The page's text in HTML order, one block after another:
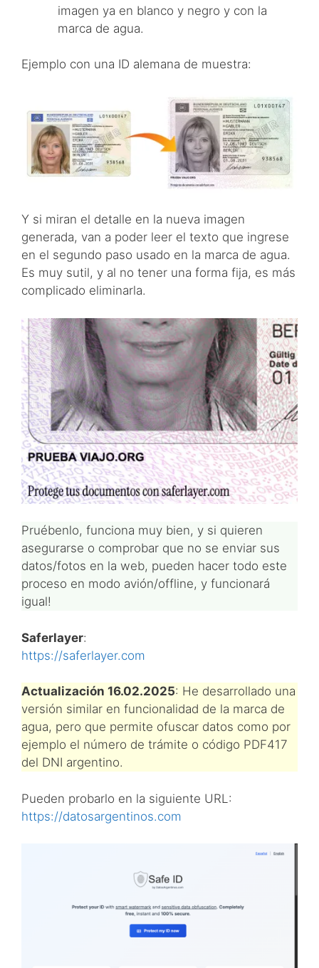
imagen ya en blanco y negro y con la
marca de agua.
Ejemplo con una ID alemana de muestra:
Y si miran el detalle en la nueva imagen
generada, van a poder leer el texto que ingrese
en el segundo paso usado en la marca de agua.
Es muy sutil, y al no tener una forma fija, es más
complicado eliminarla.
Pruébenlo, funciona muy bien, y si quieren
asegurarse o comprobar que no se enviar sus
datos/fotos en la web, pueden hacer todo este
proceso en modo avión/offline, y funcionará
igual!
Saferlayer:
https://saferlayer.com
Actualización 16.02.2025: He desarrollado una
versión similar en funcionalidad de la marca de
agua, pero que permite ofuscar datos como por
ejemplo el número de trámite o código PDF417
del DNI argentino.
Pueden probarlo en la siguiente URL:
https://datosargentinos.com